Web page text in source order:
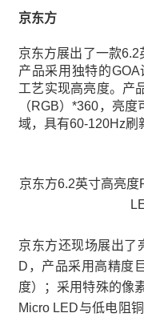
京东方
京东方展出了一款6.2
产品采用独特的
工艺实现高亮度。产
（RGB）*360，亮
域，具有60-120Hz刷
京东方6.2英寸高亮度
京东方还现场展出了
D，产品采用高精度
度）；采用特殊的像
Micro LED与低电阻